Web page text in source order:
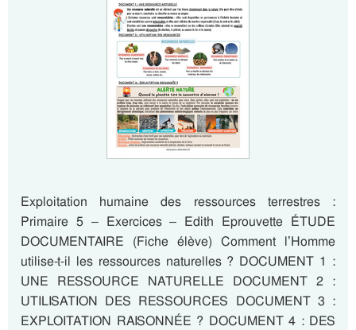
Exploitation humaine des ressources terrestres :
Primaire 5 – Exercices – Edith Eprouvette ÉTUDE
DOCUMENTAIRE (Fiche élève) Comment l’Homme
utilise-t-il les ressources naturelles ? DOCUMENT 1 :
UNE RESSOURCE NATURELLE DOCUMENT 2 :
UTILISATION DES RESSOURCES DOCUMENT 3 :
EXPLOITATION RAISONNÉE ? DOCUMENT 4 : DES